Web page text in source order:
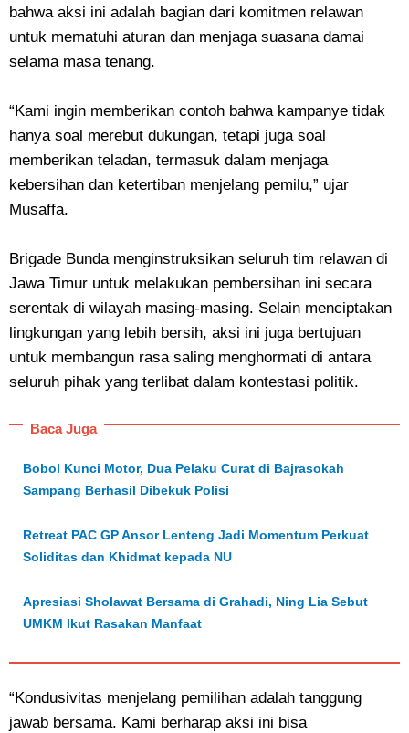
bahwa aksi ini adalah bagian dari komitmen relawan
untuk mematuhi aturan dan menjaga suasana damai
selama masa tenang.
“Kami ingin memberikan contoh bahwa kampanye tidak
hanya soal merebut dukungan, tetapi juga soal
memberikan teladan, termasuk dalam menjaga
kebersihan dan ketertiban menjelang pemilu,” ujar
Musaffa.
Brigade Bunda menginstruksikan seluruh tim relawan di
Jawa Timur untuk melakukan pembersihan ini secara
serentak di wilayah masing-masing. Selain menciptakan
lingkungan yang lebih bersih, aksi ini juga bertujuan
untuk membangun rasa saling menghormati di antara
seluruh pihak yang terlibat dalam kontestasi politik.
Baca Juga
Bobol Kunci Motor, Dua Pelaku Curat di Bajrasokah
Sampang Berhasil Dibekuk Polisi
Retreat PAC GP Ansor Lenteng Jadi Momentum Perkuat
Soliditas dan Khidmat kepada NU
Apresiasi Sholawat Bersama di Grahadi, Ning Lia Sebut
UMKM Ikut Rasakan Manfaat
“Kondusivitas menjelang pemilihan adalah tanggung
jawab bersama. Kami berharap aksi ini bisa